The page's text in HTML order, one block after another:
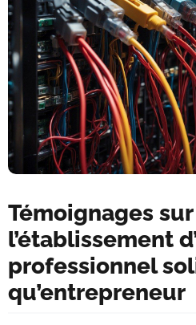
Témoignages sur
l’établissement
professionnel
qu’entrepreneur